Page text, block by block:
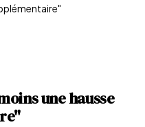
une hausse